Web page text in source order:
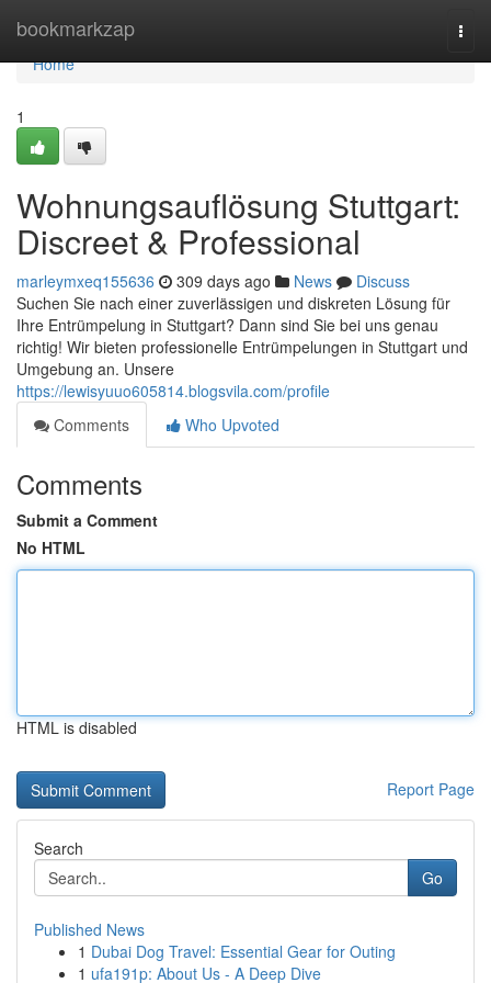
bookmarkzap
Home
Home
1
Wohnungsauflösung Stuttgart:
Discreet & Professional
marleymxeq155636 309 days ago News
Discuss
Suchen Sie nach einer zuverlässigen und diskreten Lösung für
Ihre Entrümpelung in Stuttgart? Dann sind Sie bei uns genau
richtig! Wir bieten professionelle Entrümpelungen in Stuttgart und
Umgebung an. Unsere
https://lewisyuuo605814.blogsvila.com/profile
Comments
Who Upvoted
Comments
Submit a Comment
No HTML
HTML is disabled
Report Page
Search
Go
Published News
1 Dubai Dog Travel: Essential Gear for Outing
1 ufa191p: About Us - A Deep Dive